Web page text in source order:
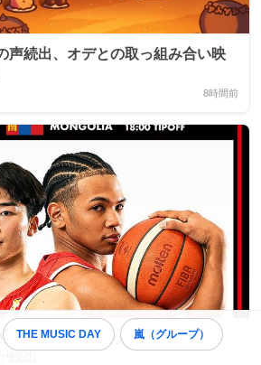
THE MUSIC DAY 嵐（グループ）
声続出、オデとの取っ組み合い映
8時間前
ンゴル、佐賀アリーナで熱戦！